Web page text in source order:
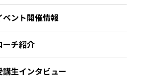
ベント開催情報
ーチ紹介
講生インタビュー